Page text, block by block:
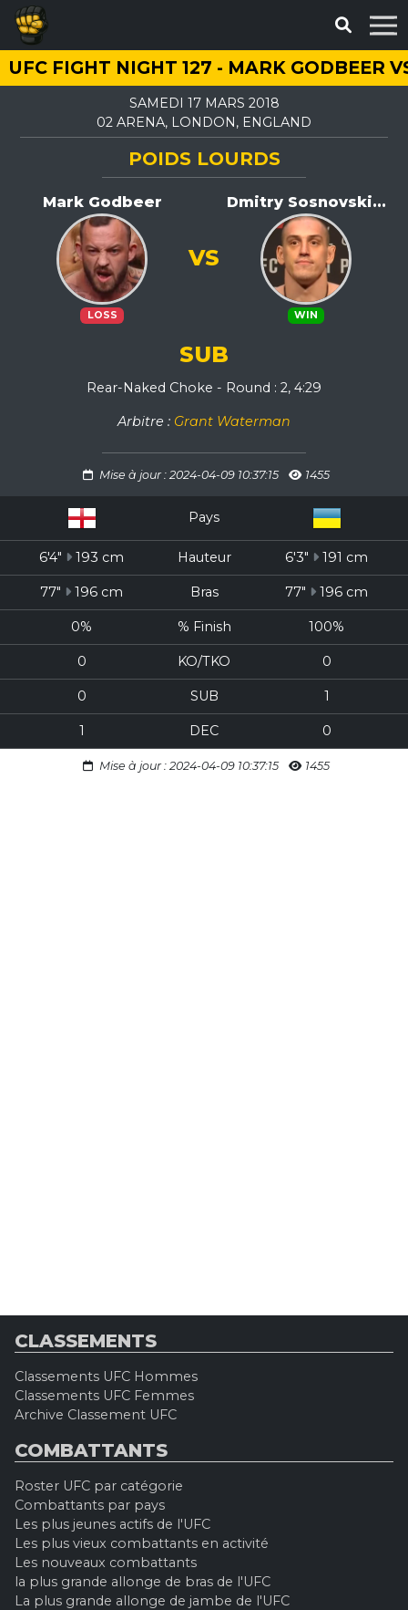
UFC FIGHT NIGHT 127 - MARK GODBEER
SAMEDI 17 MARS 2018
02 ARENA, LONDON, ENGLAND
POIDS LOURDS
Mark Godbeer
LOSS
Dmitry Sosnovski...
WIN
VS
SUB
Rear-Naked Choke - Round : 2, 4:29
Arbitre : Grant Waterman
Mise à jour : 2024-04-09 10:37:15 1455
Pays
6'4" 193 cm Hauteur 6'3" 191 cm
77" 196 cm Bras 77" 196 cm
0% % Finish 100%
0 KO/TKO 0
0 SUB 1
1 DEC 0
Mise à jour : 2024-04-09 10:37:15 1455
CLASSEMENTS
Classements UFC Hommes
Classements UFC Femmes
Archive Classement UFC
COMBATTANTS
Roster UFC par catégorie
Combattants par pays
Les plus jeunes actifs de l'UFC
Les plus vieux combattants en activité
Les nouveaux combattants
la plus grande allonge de bras de l'UFC
La plus grande allonge de jambe de l'UFC